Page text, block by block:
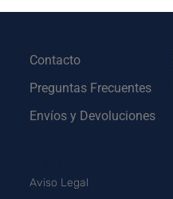
Contacto
Preguntas Frecuentes
Envíos y Devoluciones
Aviso Legal